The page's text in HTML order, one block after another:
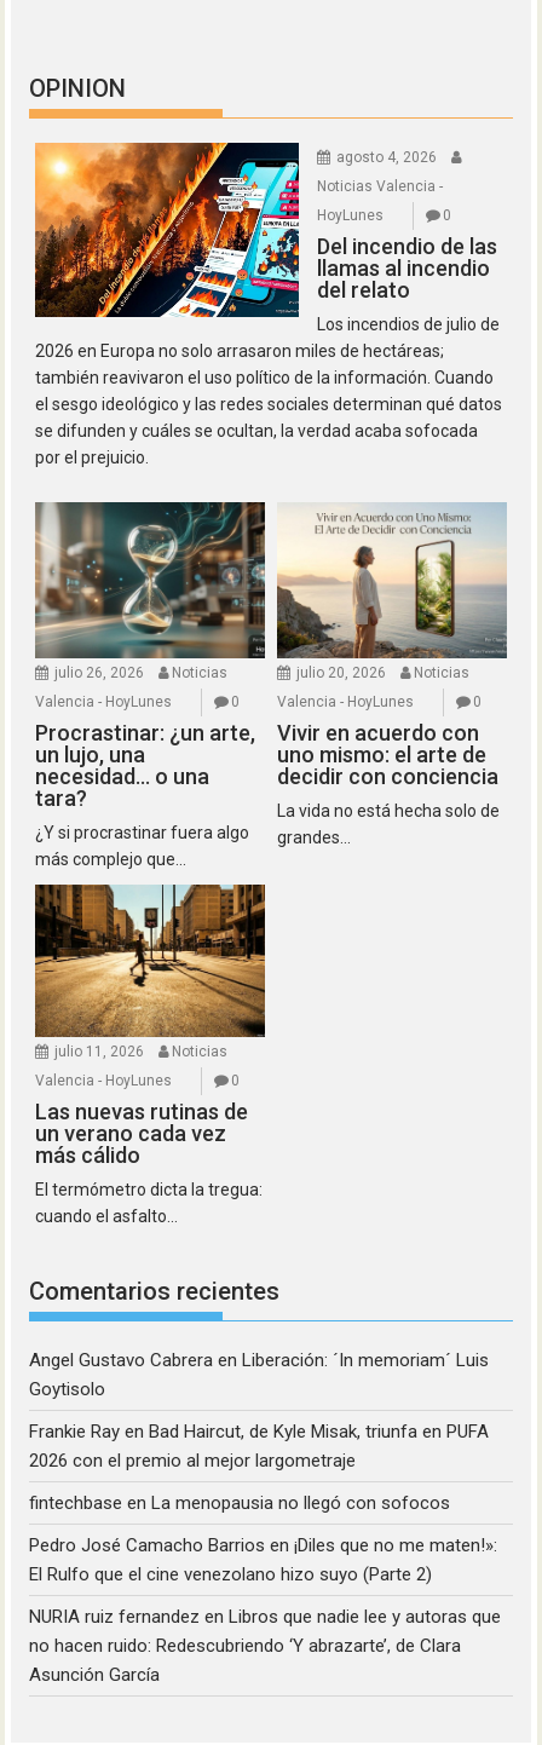
OPINION
agosto 4, 2026
Noticias Valencia -
HoyLunes
0
Del incendio de las
llamas al incendio
del relato
Los incendios de julio de
2026 en Europa no solo arrasaron miles de hectáreas;
también reavivaron el uso político de la información. Cuando
el sesgo ideológico y las redes sociales determinan qué datos
se difunden y cuáles se ocultan, la verdad acaba sofocada
por el prejuicio.
julio 26, 2026
Noticias
Valencia - HoyLunes
0
Procrastinar: ¿un arte,
un lujo, una
necesidad… o una
tara?
¿Y si procrastinar fuera algo
más complejo que...
julio 20, 2026
Noticias
Valencia - HoyLunes
0
Vivir en acuerdo con
uno mismo: el arte de
decidir con conciencia
La vida no está hecha solo de
grandes...
julio 11, 2026
Noticias
Valencia - HoyLunes
0
Las nuevas rutinas de
un verano cada vez
más cálido
El termómetro dicta la tregua:
cuando el asfalto...
Comentarios recientes
Angel Gustavo Cabrera enLiberación: ´In memoriam´ Luis
Goytisolo
Frankie Ray enBad Haircut, de Kyle Misak, triunfa en PUFA
2026 con el premio al mejor largometraje
fintechbase enLa menopausia no llegó con sofocos
Pedro José Camacho Barrios en¡Diles que no me maten!»:
El Rulfo que el cine venezolano hizo suyo (Parte 2)
NURIA ruiz fernandez enLibros que nadie lee y autoras que
no hacen ruido: Redescubriendo ‘Y abrazarte’, de Clara
Asunción García